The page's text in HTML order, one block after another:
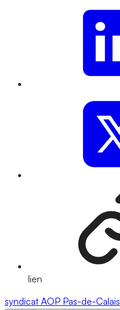
lien
syndicat AOP Pas-de-Calais